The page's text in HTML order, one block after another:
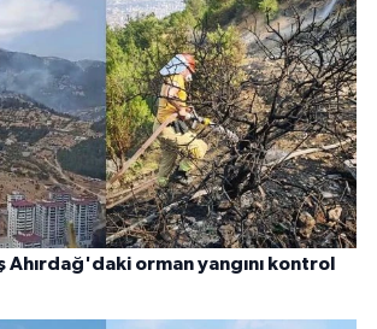
Ahırdağ'daki orman yangını kontrol